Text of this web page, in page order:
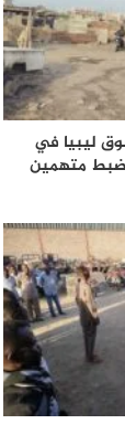
ليبيا في
متهمين